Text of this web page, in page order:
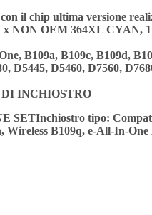
il chip ultima versione
NON OEM 364XL
B109a, B109c, B109d,
D5445, D5460, D7560,
INCHIOSTRO
tipo:
B109q, e-All-In-One